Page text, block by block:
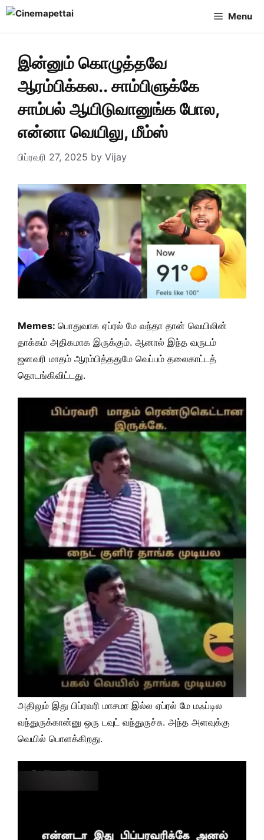
Skip
Menu
இன்னும் கொழுத்தவே
ஆரம்பிக்கல.. சாம்பிளுக்கே
சாம்பல் ஆயிடுவானுங்க போல,
என்னா வெயிலு, மீம்ஸ்
பிப்ரவரி 27, 2025 by Vijay
Memes: பொதுவாக ஏப்ரல் மே வந்தா தான் வெயிலின்
தாக்கம் அதிகமாக இருக்கும். ஆனால் இந்த வருடம்
ஜனவரி மாதம் ஆரம்பித்ததுமே வெப்பம் தலைகாட்டத்
தொடங்கிவிட்டது.
அதிலும் இது பிப்ரவரி மாசமா இல்ல ஏப்ரல் மே மஃப்டில
வந்துருக்கான்னு ஒரு டவுட் வந்துருச்சு. அந்த அளவுக்கு
வெயில் பொளக்கிறது.